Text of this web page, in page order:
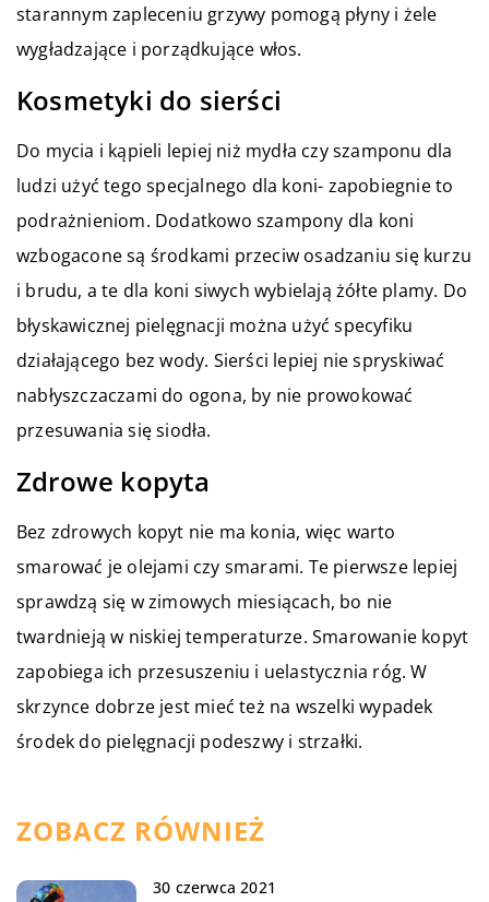
starannym zapleceniu grzywy pomogą płyny i żele
wygładzające i porządkujące włos.
Kosmetyki do sierści
Do mycia i kąpieli lepiej niż mydła czy szamponu dla
ludzi użyć tego specjalnego dla koni- zapobiegnie to
podrażnieniom. Dodatkowo szampony dla koni
wzbogacone są środkami przeciw osadzaniu się kurzu
i brudu, a te dla koni siwych wybielają żółte plamy. Do
błyskawicznej pielęgnacji można użyć specyfiku
działającego bez wody. Sierści lepiej nie spryskiwać
nabłyszczaczami do ogona, by nie prowokować
przesuwania się siodła.
Zdrowe kopyta
Bez zdrowych kopyt nie ma konia, więc warto
smarować je olejami czy smarami. Te pierwsze lepiej
sprawdzą się w zimowych miesiącach, bo nie
twardnieją w niskiej temperaturze. Smarowanie kopyt
zapobiega ich przesuszeniu i uelastycznia róg. W
skrzynce dobrze jest mieć też na wszelki wypadek
środek do pielęgnacji podeszwy i strzałki.
ZOBACZ RÓWNIEŻ
30 czerwca 2021